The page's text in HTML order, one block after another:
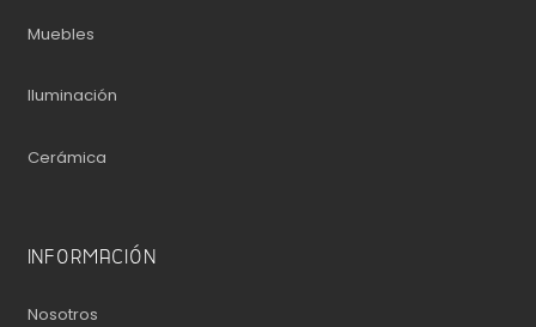
Muebles
Iluminación
Cerámica
INFORMACIÓN
Nosotros